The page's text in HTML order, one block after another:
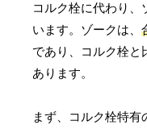
コルク栓に代わり、
います。ゾークは、
であり、コルク栓と
あります。
まず、コルク栓特